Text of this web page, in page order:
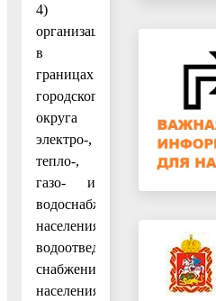
4)
организация
в
границах
городского
округа
электро-,
тепло-,
газо- и
водоснабжения
населения,
водоотведения,
снабжения
населения